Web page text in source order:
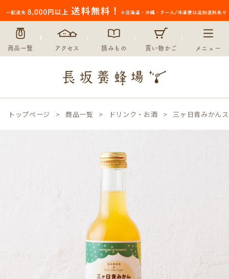
商品一覧 アクセス 読みもの 買い物かご メニュー
トップページ 商品一覧 ドリンク・お酒 三ヶ日青みかん